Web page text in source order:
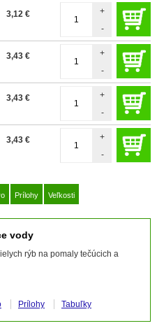
3,12 €
-
+
3,43 €
-
+
3,43 €
-
+
3,43 €
-
+
Prílohy Veľkosti
vody
rýb na pomaly tečúcich a
Prílohy Tabuľky